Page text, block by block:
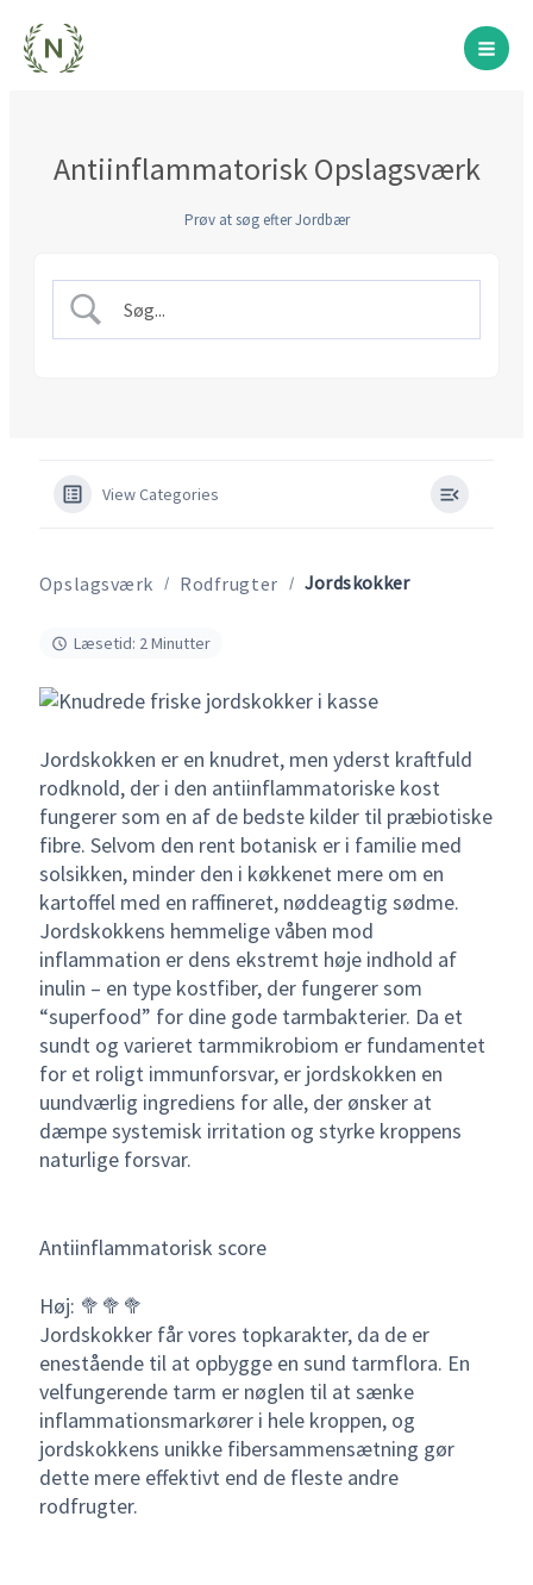
indholdet
Antiinflammatorisk Opslagsværk
Prøv at søg efter Jordbær
View Categories
Opslagsværk Rodfrugter Jordskokker
Læsetid: 2 Minutter
Jordskokken er en knudret, men yderst kraftfuld
rodknold, der i den antiinflammatoriske kost
fungerer som en af de bedste kilder til præbiotiske
fibre. Selvom den rent botanisk er i familie med
solsikken, minder den i køkkenet mere om en
kartoffel med en raffineret, nøddeagtig sødme.
Jordskokkens hemmelige våben mod
inflammation er dens ekstremt høje indhold af
inulin – en type kostfiber, der fungerer som
“superfood” for dine gode tarmbakterier. Da et
sundt og varieret tarmmikrobiom er fundamentet
for et roligt immunforsvar, er jordskokken en
uundværlig ingrediens for alle, der ønsker at
dæmpe systemisk irritation og styrke kroppens
naturlige forsvar.
Antiinflammatorisk score
Høj: 🥦🥦🥦
Jordskokker får vores topkarakter, da de er
enestående til at opbygge en sund tarmflora. En
velfungerende tarm er nøglen til at sænke
inflammationsmarkører i hele kroppen, og
jordskokkens unikke fibersammensætning gør
dette mere effektivt end de fleste andre
rodfrugter.